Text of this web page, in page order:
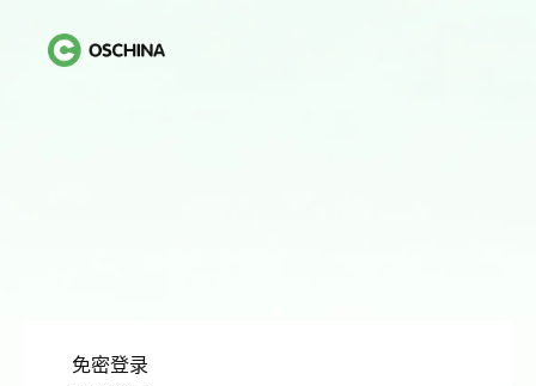
免密登录